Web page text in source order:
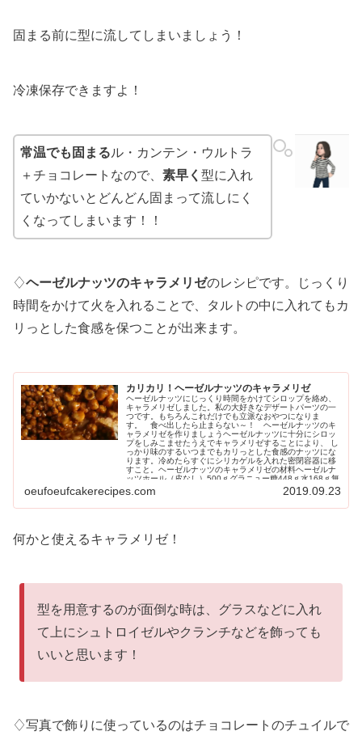
固まる前に型に流してしまいましょう！
冷凍保存できますよ！
常温でも固まるル・カンテン・ウルトラ
＋チョコレートなので、 素早く 型に入れ
ていかないとどんどん固まって流しにく
くなってしまいます！！
♢ヘーゼルナッツのキャラメリゼのレシピです。じっくり
時間をかけて火を入れることで、タルトの中に入れてもカ
リっとした食感を保つことが出来ます。
カリカリ！ヘーゼルナッツのキャラメリゼ
ヘーゼルナッツにじっくり時間をかけてシロップを絡め、
キャラメリゼしました。私の大好きなデザートパーツの一
つです。もちろんこれだけでも立派なおやつになりま
す。 食べ出したら止まらない～！ ヘーゼルナッツのキ
ャラメリゼを作りましょうヘーゼルナッツに十分にシロッ
プをしみこませたうえでキャラメリゼすることにより、 し
っかり味のするいつまでもカリっとした食感のナッツにな
ります。冷めたらすぐにシリカゲルを入れた密閉容器に移
すこと。ヘーゼルナッツのキャラメリゼの材料ヘーゼルナ
ッツホール（皮なし）500ｇグラニュー糖448ｇ水168ｇ無
塩バター25ｇヘーゼルナッツのキャラメリゼの作り方1.
ヘーゼルナッツはオーブンもしくはフライパンできつね色
熱する。 水を染みこませていないと、直接グラニュー
糖が火に当たった部分からすぐに色...
oeufoeufcakerecipes.com 2019.09.23
何かと使えるキャラメリゼ！
型を用意するのが面倒な時は、グラスなどに入れ
て上にシュトロイゼルやクランチなどを飾っても
いいと思います！
♢写真で飾りに使っているのはチョコレートのチュイルで